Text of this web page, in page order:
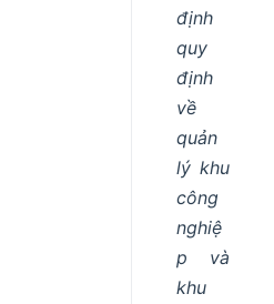
định
quy
định
về
quản
lý khu
công
nghiệ
p và
khu